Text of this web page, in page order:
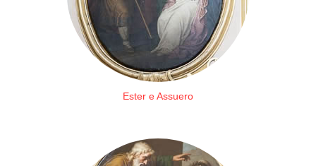
Ester e Assuero